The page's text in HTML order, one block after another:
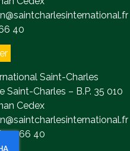
40
Saint-Charles
Saint-Charles – B.P. 35 010
Cedex
54 66 40